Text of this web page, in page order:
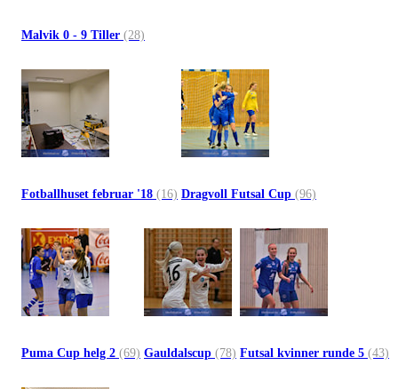
Malvik 0 - 9 Tiller (28)
Fotballhuset februar '18 (16) Dragvoll Futsal Cup (96)
Puma Cup helg 2 (69) Gauldalscup (78) Futsal kvinner runde 5 (43)